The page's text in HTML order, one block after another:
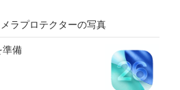
ラプロテクターの写真
準備